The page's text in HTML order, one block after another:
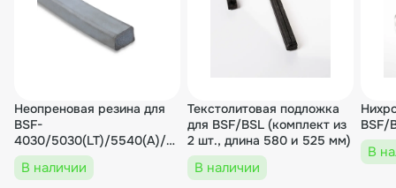
Неопреновая резина для
BSF-
4030/5030(LT)/5540(А)/7060,
BSL (метражом)
В наличии
Текстолитовая подложка
для BSF/BSL (комплект из
2 шт., длина 580 и 525 мм)
В наличии
BSF/
В